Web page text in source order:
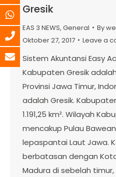
Gresik
EAS 3 NEWS, General By
Oktober 27, 2017
Leave a
Sistem Akuntansi Easy
Kabupaten Gresik
Provinsi Jawa Timur,
adalah Gresik.
1.191,25 km². Wilayah
mencakup Pulau
lepaspantai Laut Jawa.
berbatasan dengan
Madura di sebelah